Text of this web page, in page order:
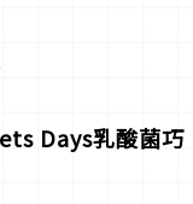
Days乳酸菌巧